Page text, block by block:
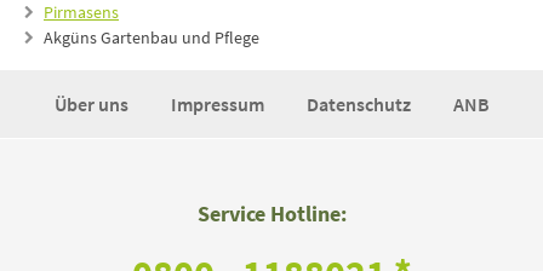
Pirmasens
Akgüns Gartenbau und Pflege
Über uns Impressum Datenschutz ANB
Service Hotline: